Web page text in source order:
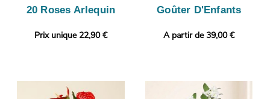
20 Roses Arlequin
Prix unique 22,90 €
Goûter D'Enfants
A partir de 39,00 €